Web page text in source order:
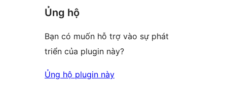
Ủng hộ
Bạn có muốn hỗ trợ vào sự phát
triển của plugin này?
Ủng hộ plugin này